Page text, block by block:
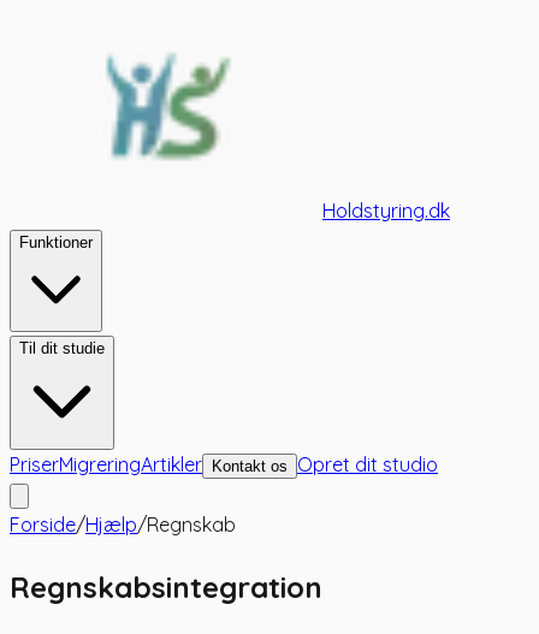
Holdstyring.dk
Funktioner
Til dit studie
PriserMigreringArtikler Kontakt os Opret dit studio
Forside/Hjælp/Regnskab
Regnskabsintegration